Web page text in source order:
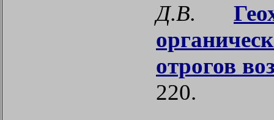
Д.В.
отрогов
220.